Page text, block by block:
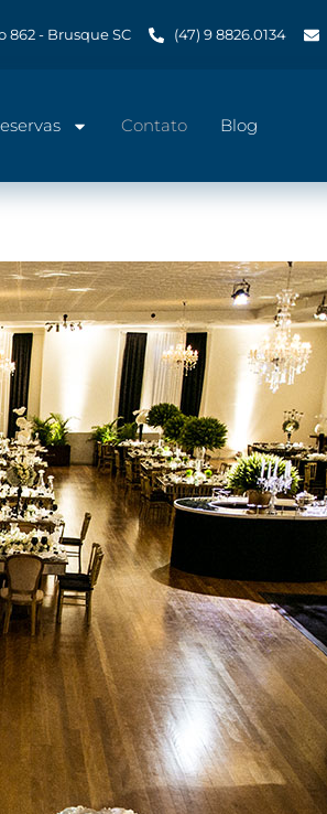
862 - Brusque SC (47) 9 8826.0134
Contato Blog